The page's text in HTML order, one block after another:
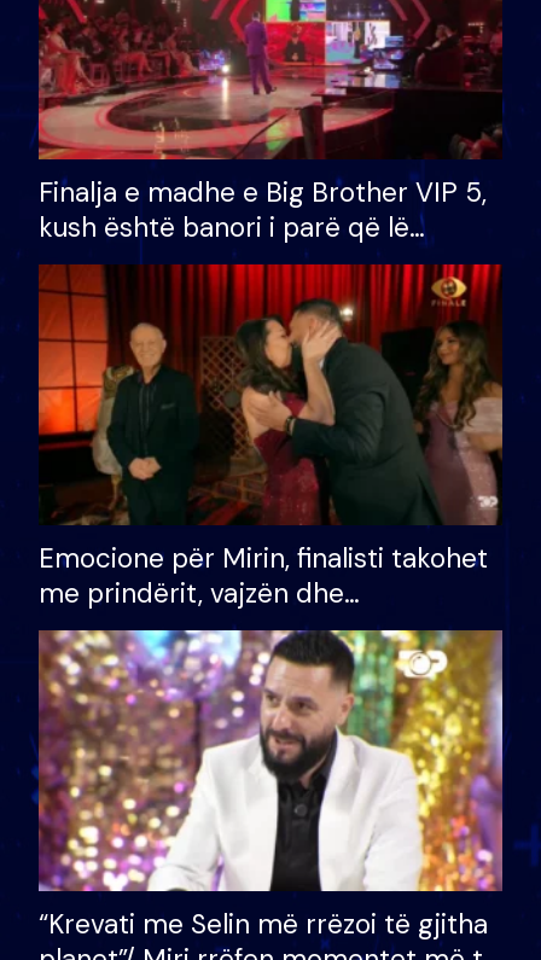
Finalja e madhe e Big Brother VIP 5,
kush është banori i parë që lë
shtëpinë dhe humb mundësinë për
të fituar çmimin e madh
Emocione për Mirin, finalisti takohet
me prindërit, vajzën dhe
bashkëshorten: S’kemi ndonjë letër
divorci apo jo?
“Krevati me Selin më rrëzoi të gjitha